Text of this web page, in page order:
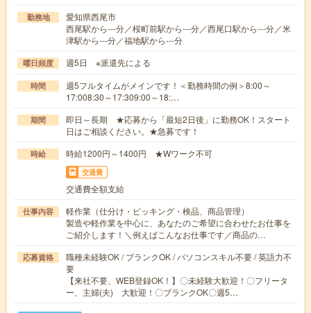
勤務地
愛知県西尾市
西尾駅から---分／桜町前駅から---分／西尾口駅から---分／米
津駅から---分／福地駅から---分
曜日頻度 週5日 ※派遣先による
時間
週5フルタイムがメインです！＜勤務時間の例＞8:00～
17:008:30～17:309:00～18:…
期間
即日～長期 ★応募から「最短2日後」に勤務OK！スタート
日はご相談ください。★急募です！
時給 時給1200円～1400円 ★Wワーク不可
交通費
交通費全額支給
仕事内容
軽作業（仕分け・ピッキング・検品、商品管理）
製造や軽作業を中心に、あなたのご希望に合わせたお仕事を
ご紹介します！＼例えばこんなお仕事です／商品の…
応募資格
職種未経験OK / ブランクOK / パソコンスキル不要 / 英語力不
要
【来社不要、WEB登録OK！】〇未経験大歓迎！〇フリータ
ー、主婦(夫) 大歓迎！〇ブランクOK〇週5…